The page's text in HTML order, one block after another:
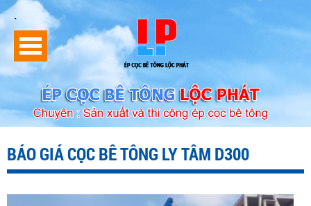
`
BÁO GIÁ CỌC BÊ TÔNG LY TÂM D300